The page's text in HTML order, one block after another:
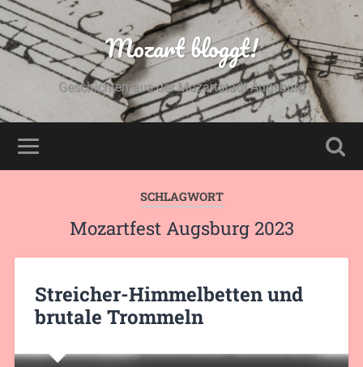
Mozart bloggt!
Geschichten aus der Mozartstadt Augsburg
SCHLAGWORT
Mozartfest Augsburg 2023
Streicher-Himmelbetten und
brutale Trommeln